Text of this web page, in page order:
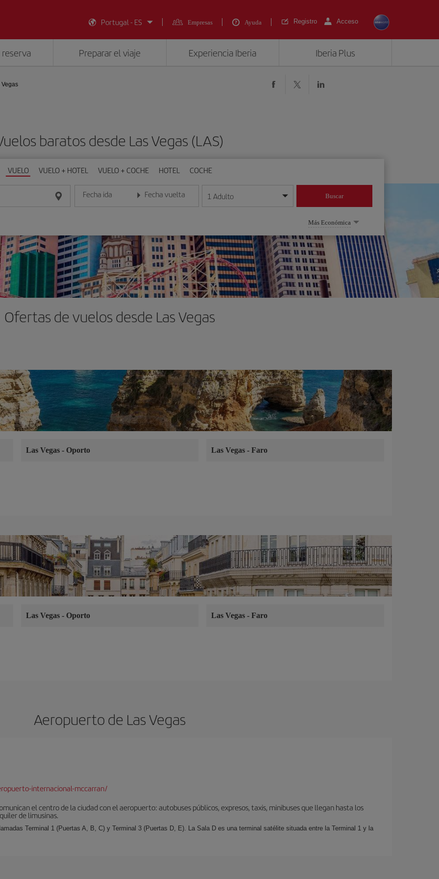
Portugal - ES
Empresas Ayuda Registro Acceso
Preparar el viaje Experiencia Iberia Iberia Plus
baratos desde Las Vegas (LAS)
VUELO VUELO + HOTEL VUELO + COCHE HOTEL COCHE
Fecha ida
Introduce la fecha en formato día/mes/año
Fecha vuelta
Introduce la fecha en formato día/mes/año
1 Adulto Buscar
Más Económica
Ofertas de vuelos desde Las Vegas
Las Vegas - Oporto Las Vegas-Faro
Las Vegas - Oporto Las Vegas-Faro
Aeropuerto de Las Vegas
internacional-mccarran/
el centro de la ciudad con el aeropuerto: autobuses públicos, expresos, taxis, minibuses que llegan hasta los
de limusinas.
Terminal 1 (Puertas A, B, C) y Terminal 3 (Puertas D, E). La Sala D es una terminal satélite situada entre la Terminal 1 y la